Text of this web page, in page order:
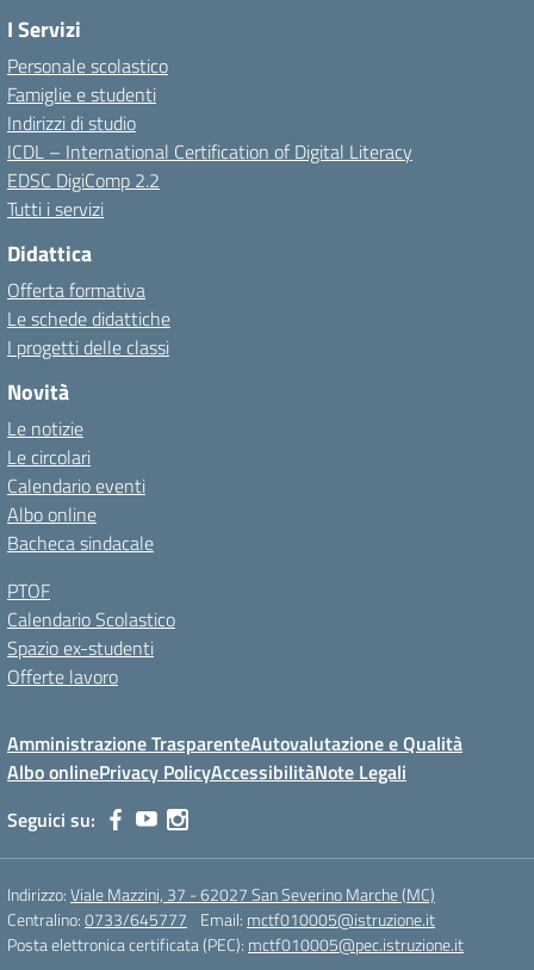
I Servizi
Personale scolastico
Famiglie e studenti
Indirizzi di studio
ICDL – International Certification of Digital Literacy
EDSC DigiComp 2.2
Tutti i servizi
Didattica
Offerta formativa
Le schede didattiche
I progetti delle classi
Novità
Le notizie
Le circolari
Calendario eventi
Albo online
Bacheca sindacale
PTOF
Calendario Scolastico
Spazio ex-studenti
Offerte lavoro
Amministrazione TrasparenteAutovalutazione e Qualità
Albo onlinePrivacy PolicyAccessibilitàNote Legali
Seguici su:
Indirizzo:Viale Mazzini, 37 - 62027 San Severino Marche (MC)
Centralino:0733/645777 Email: mctf010005@istruzione.it
Posta elettronica certificata (PEC): mctf010005@pec.istruzione.it